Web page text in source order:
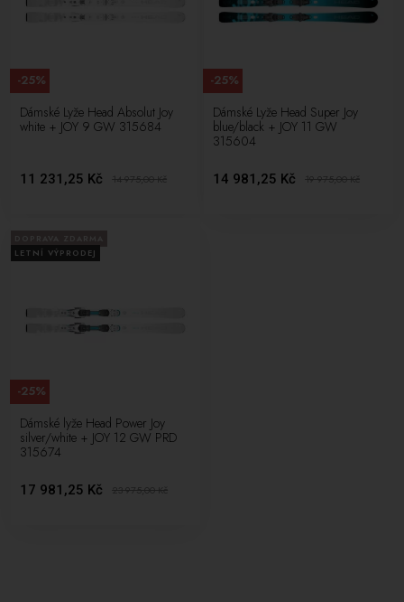
Dámské Lyže Head Absolut Joy
white + JOY 9 GW 315684
11 231,25 Kč 14 975,00Kč
-25%
Dámské Lyže Head Super Joy
blue/black + JOY 11 GW
315604
14 981,25 Kč 19 975,00Kč
-25%
LETNÍ VÝPRODEJ
Dámské lyže Head Power Joy
silver/white + JOY 12 GW PRD
315674
17 981,25 Kč 23 975,00Kč
-25%